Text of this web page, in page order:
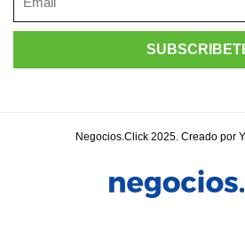
Negocios.Click 2025. Creado por